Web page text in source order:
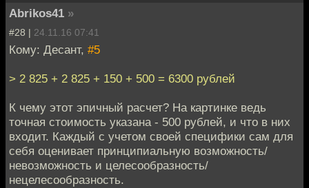
Abrikos41 »
#28 | 24.11.16 07:41
Кому: Десант, #5
> 2 825 + 2 825 + 150 + 500 = 6300 рублей
К чему этот эпичный расчет? На картинке ведь
точная стоимость указана - 500 рублей, и что в них
входит. Каждый с учетом своей специфики сам для
себя оценивает принципиальную возможность/
невозможность и целесообразность/
нецелесообразность.